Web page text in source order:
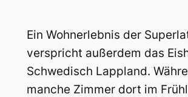
Ein Wohnerlebnis der
verspricht außerdem das
Schwedisch Lappland.
manche Zimmer dort im